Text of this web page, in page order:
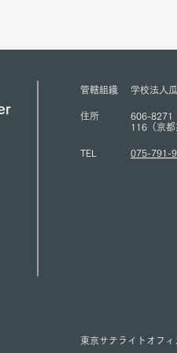
KPC, met with
ACUNS Annual Conference
管轄組織 学校法人
住所
606-8271
116（京
TEL 075-791-
東京サテライトオフィ